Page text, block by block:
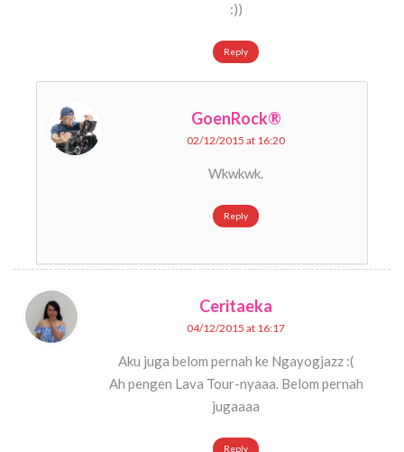
:))
Reply
GoenRock®
02/12/2015 at 16:20
Wkwkwk.
Reply
Ceritaeka
04/12/2015 at 16:17
Aku juga belom pernah ke Ngayogjazz :(
Ah pengen Lava Tour-nyaaa. Belom pernah
jugaaaa
Reply